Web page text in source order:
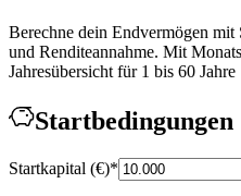
Berechne dein Endvermögen
und Renditeannahme. Mit
Jahresübersicht für 1 bis 60 Jahre
Startbedingungen
Startkapital (€)*